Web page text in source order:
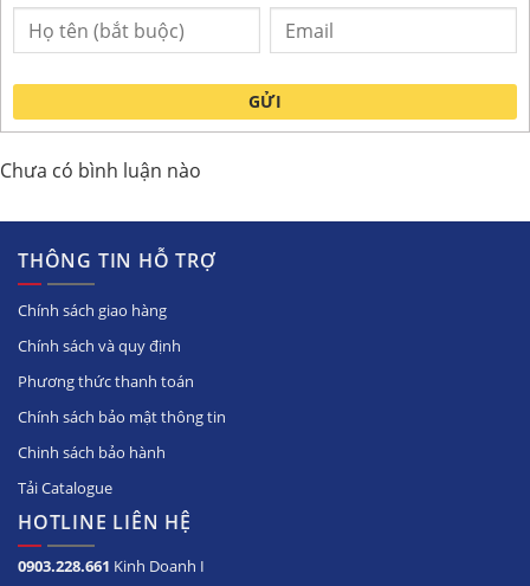
GỬI
Chưa có bình luận nào
THÔNG TIN HỖ TRỢ
Chính sách giao hàng
Chính sách và quy định
Phương thức thanh toán
Chính sách bảo mật thông tin
Chinh sách bảo hành
Tải Catalogue
HOTLINE LIÊN HỆ
0903.228.661 Kinh Doanh I